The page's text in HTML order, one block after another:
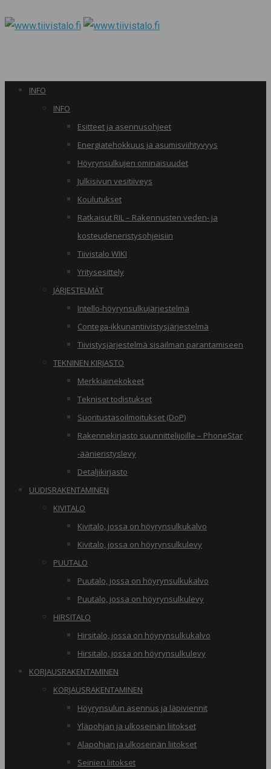
INFO
INFO
Esitteet ja asennusohjeet
Energiatehokkuus ja asumisviihtyvyys
Höyrynsulkujen ominaisuudet
Julkisivun vesitiiveys
Koulutukset
Ratkaisut RIL – Rakennusten veden- ja
kosteudeneristysohjeisiin
Tiivistalo WIKI
Yritysesittely
JÄRJESTELMÄT
Intello-höyrynsulkujärjestelmä
Contega-ikkunantiivistysjärjestelmä
Tiivistysjärjestelmä sisäilman parantamiseen
TEKNINEN KIRJASTO
Merkkiainekokeet
Tekniset todistukset
Suoritustasoilmoitukset (DoP)
Rakennekirjasto suunnittelijoille – PhoneStar
-äänieristyslevy
Detaljikirjasto
UUDISRAKENTAMINEN
KIVITALO
Kivitalo, jossa on höyrynsulkukalvo
Kivitalo, jossa on höyrynsulkulevy
PUUTALO
Puutalo, jossa on höyrynsulkukalvo
Puutalo, jossa on höyrynsulkulevy
HIRSITALO
Hirsitalo, jossa on höyrynsulkukalvo
Hirsitalo, jossa on höyrynsulkulevy
KORJAUSRAKENTAMINEN
KORJAUSRAKENTAMINEN
Höyrynsulun asennus ja läpiviennit
Yläpohjan ja ulkoseinän liitokset
Alapohjan ja ulkoseinän liitokset
Seinien liitokset